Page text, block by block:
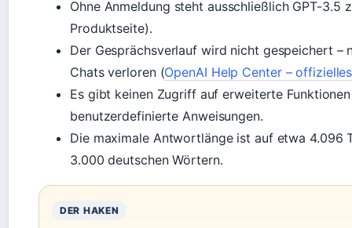
Ohne Anmeldung steht ausschließlich GPT-3.5
Produktseite).
Der Gesprächsverlauf wird nicht gespeichert –
Chats verloren (OpenAI Help Center –
Es gibt keinen Zugriff auf erweiterte
benutzerdefinierte Anweisungen.
Die maximale Antwortlänge ist auf etwa 4.096
3.000 deutschen Wörtern.
DER HAKEN